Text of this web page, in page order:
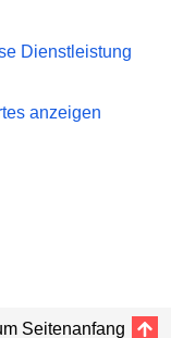
Dienstleistung
anzeigen
Seitenanfang